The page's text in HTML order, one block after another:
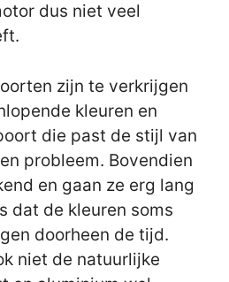
dus niet veel
zijn te verkrijgen
kleuren en
die past de stijl van
probleem. Bovendien
en gaan ze erg lang
dat de kleuren soms
doorheen de tijd.
niet de natuurlijke